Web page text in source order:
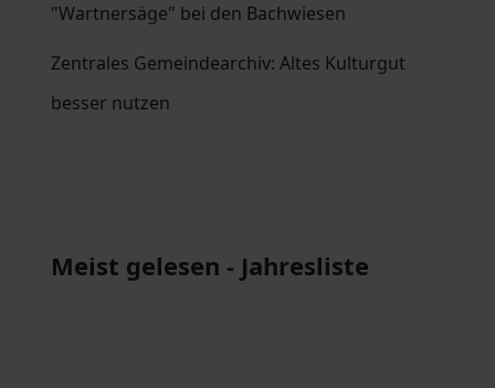
"Wartnersäge" bei den Bachwiesen
Zentrales Gemeindearchiv: Altes Kulturgut
besser nutzen
Meist gelesen - Jahresliste